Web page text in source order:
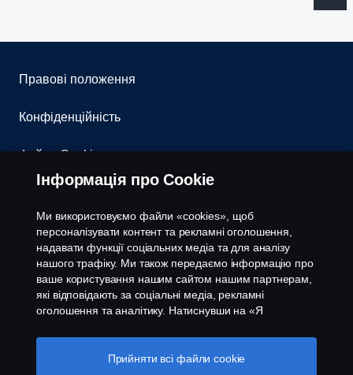
Правові положення
Конфіденційність
Файли Cookies
Контакти
Система повідомлення про порушення
Налаштування cookies
Інформація про Cookie
Ми використовуємо файли «cookies», щоб
персоналізувати контент та рекламні оголошення,
надавати функції соціальних медіа та для аналізу
нашого трафіку. Ми також передаємо інформацію про
ваше користування нашим сайтом нашим партнерам,
які відповідають за соціальні медіа, рекламні
оголошення та аналітику. Натиснувши на «Я
згоду на використання всіх файлів cookies та на
передачу інформації. Ви також можете керувати
Прийняти всі файли сookie